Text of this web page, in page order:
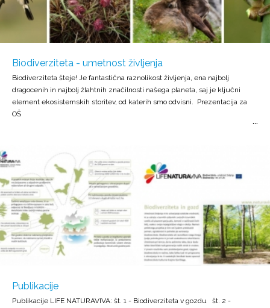
Biodiverziteta - umetnost življenja
Biodiverziteta šteje! Je fantastična raznolikost življenja, ena najbolj
dragocenih in najbolj žlahtnih značilnosti našega planeta, saj je ključni
element ekosistemskih storitev, od katerih smo odvisni. Prezentacija za
OŠ
Publikacije
Publikacije LIFE NATURAVIVA: št. 1 - Biodiverziteta v gozdu št. 2 -